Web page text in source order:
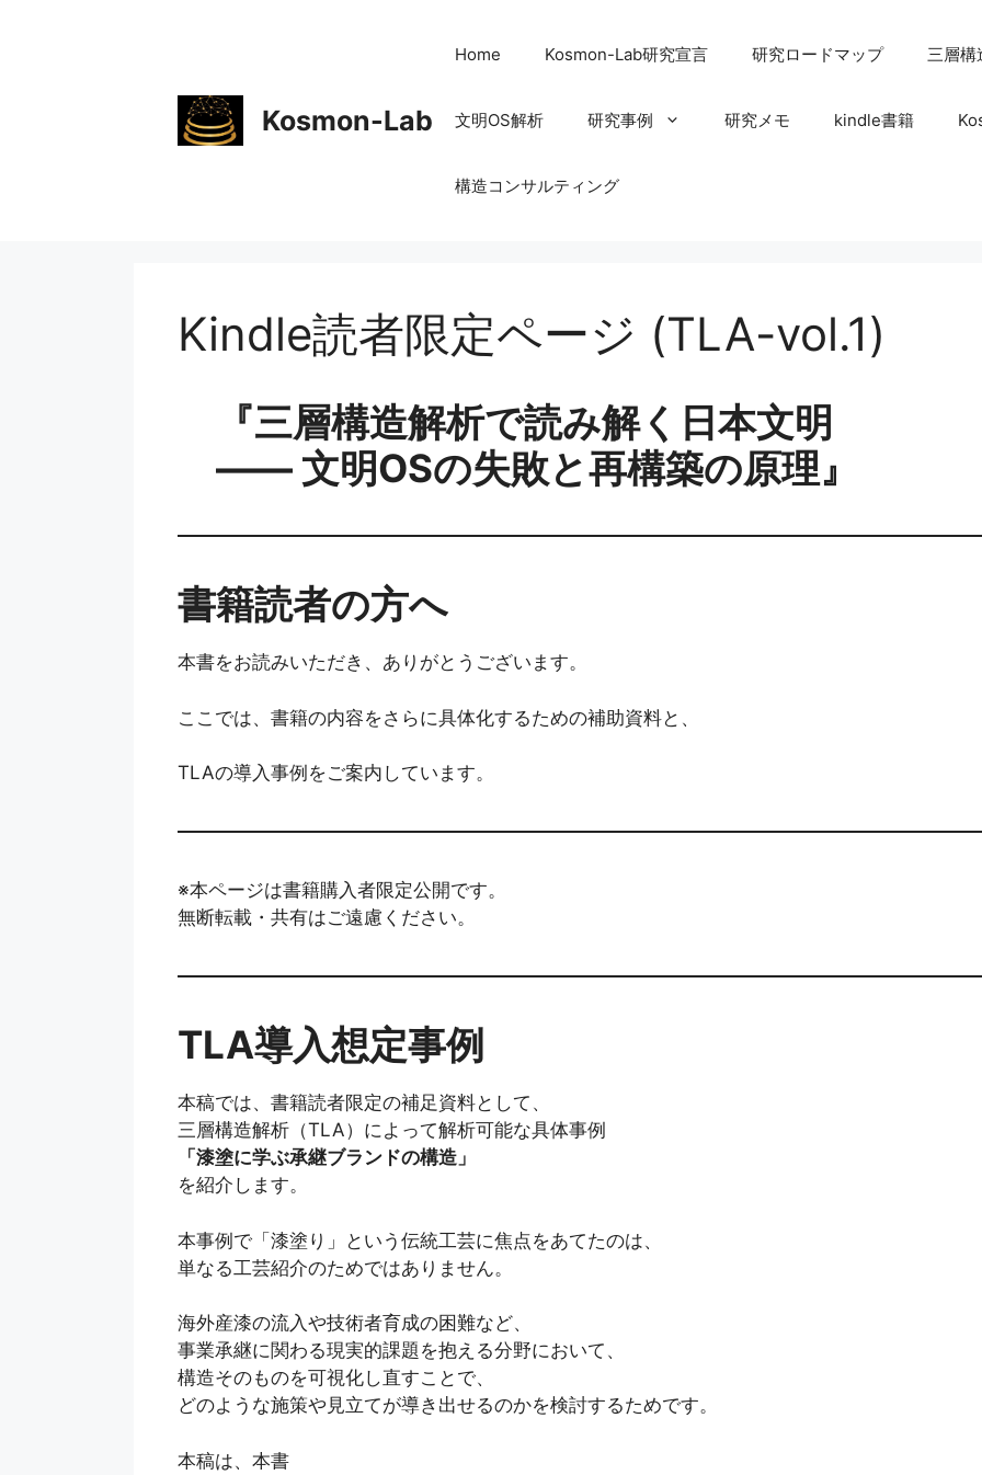
Kosmon-Lab
Home Kosmon-Lab研究宣言 研究ロードマップ 三層構
文明OS解析 研究事例 研究メモ kindle書籍
構造コンサルティング
Kindle読者限定ページ (TLA-vol.1)
『三層構造解析で読み解く日本文明
―― 文明OSの失敗と再構築の原理』
書籍読者の方へ
本書をお読みいただき、ありがとうございます。
ここでは、書籍の内容をさらに具体化するための補助資料と、
TLAの導入事例をご案内しています。
※本ページは書籍購入者限定公開です。
無断転載・共有はご遠慮ください。
TLA導入想定事例
本稿では、書籍読者限定の補足資料として、
三層構造解析（TLA）によって解析可能な具体事例
「漆塗に学ぶ承継ブランドの構造」
を紹介します。
本事例で「漆塗り」という伝統工芸に焦点をあてたのは、
単なる工芸紹介のためではありません。
海外産漆の流入や技術者育成の困難など、
事業承継に関わる現実的課題を抱える分野において、
構造そのものを可視化し直すことで、
どのような施策や見立てが導き出せるのかを検討するためです。
本稿は、本書